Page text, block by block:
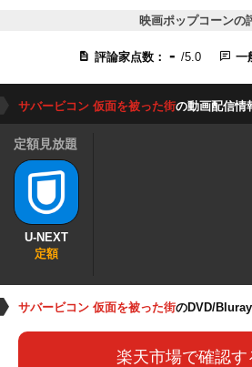
映画ポップコーンの
評論家点数： - /5.0 一
サバービコン 仮面を被った街の動画配信情
定額見放題
U-NEXT
定額
サバービコン 仮面を被った街のDVD/
楽天市場で確認す